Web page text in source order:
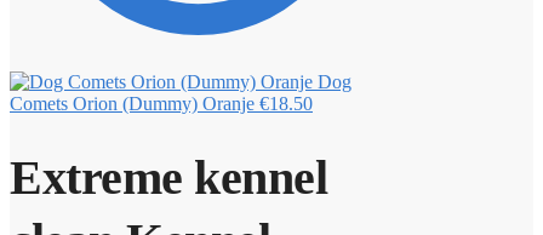
Dog
Comets Orion (Dummy) Oranje €18.50
Extreme kennel